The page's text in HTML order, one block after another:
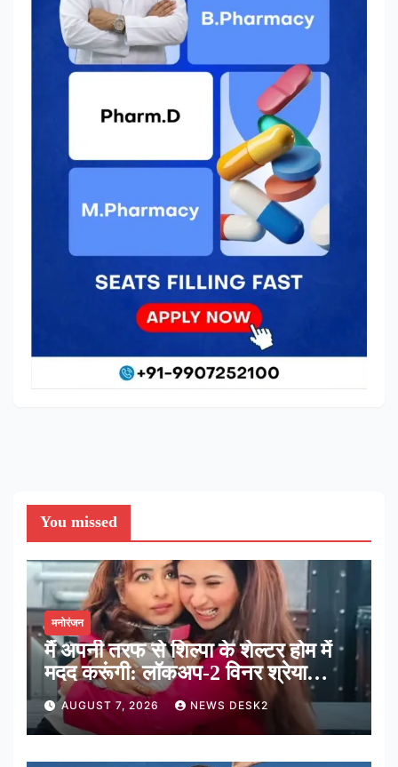
You missed
मनोरंजन
मैं अपनी तरफ से शिल्पा के शेल्टर होम में
मदद करूंगी: लॉकअप-2 विनर श्रेया
कालरा
AUGUST 7, 2026 NEWS DESK2